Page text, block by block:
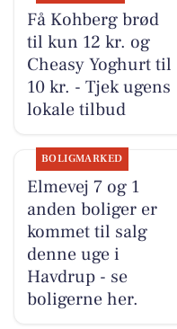
Få Kohberg brød
til kun 12 kr. og
Cheasy Yoghurt til
10 kr. - Tjek ugens
lokale tilbud
BOLIGMARKED
Elmevej 7 og 1
anden boliger er
kommet til salg
denne uge i
Havdrup - se
boligerne her.